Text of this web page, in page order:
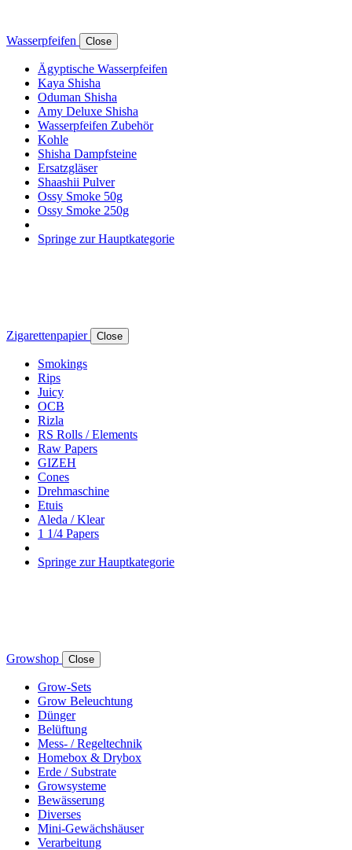
Wasserpfeifen Close
Ägyptische Wasserpfeifen
Kaya Shisha
Oduman Shisha
Amy Deluxe Shisha
Wasserpfeifen Zubehör
Kohle
Shisha Dampfsteine
Ersatzgläser
Shaashii Pulver
Ossy Smoke 50g
Ossy Smoke 250g
Springe zur Hauptkategorie
Zigarettenpapier Close
Smokings
Rips
Juicy
OCB
Rizla
RS Rolls / Elements
Raw Papers
GIZEH
Cones
Drehmaschine
Etuis
Aleda / Klear
1 1/4 Papers
Springe zur Hauptkategorie
Growshop Close
Grow-Sets
Grow Beleuchtung
Dünger
Belüftung
Mess- / Regeltechnik
Homebox & Drybox
Erde / Substrate
Growsysteme
Bewässerung
Diverses
Mini-Gewächshäuser
Verarbeitung